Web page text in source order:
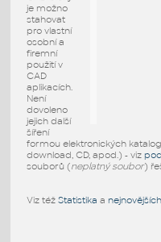
je možno
stahovat
pro vlastní
osobní a
firemní
použití v
CAD
aplikacích.
Není
dovoleno
jejich další
šíření
formou elektronických
download, CD, apod.) - viz
souborů (neplatný soubor)
Viz též Statistika a